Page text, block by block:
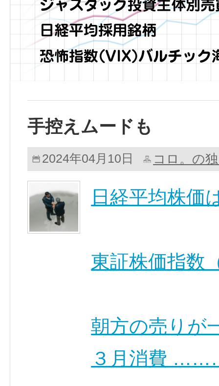
手控えムードも
2024年04月10日 コロ。の
日経平均株価
東証株価指数
朝方の売りが
３月消費